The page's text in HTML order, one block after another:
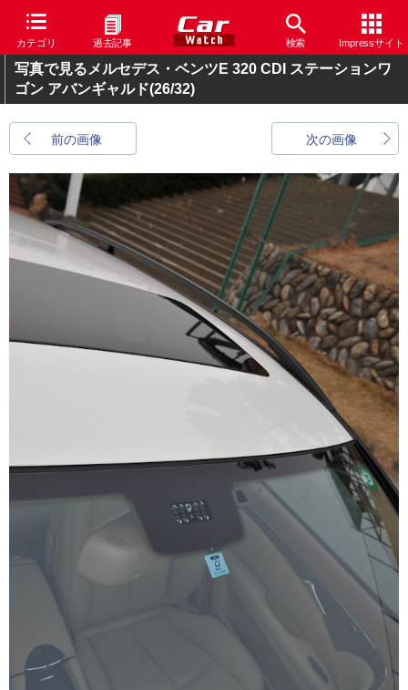
カテゴリ 過去記事 検索 Impressサイト
写真で見るメルセデス・ベンツE 320 CDI ステーションワ
ゴン アバンギャルド(26/32)
前の画像 次の画像